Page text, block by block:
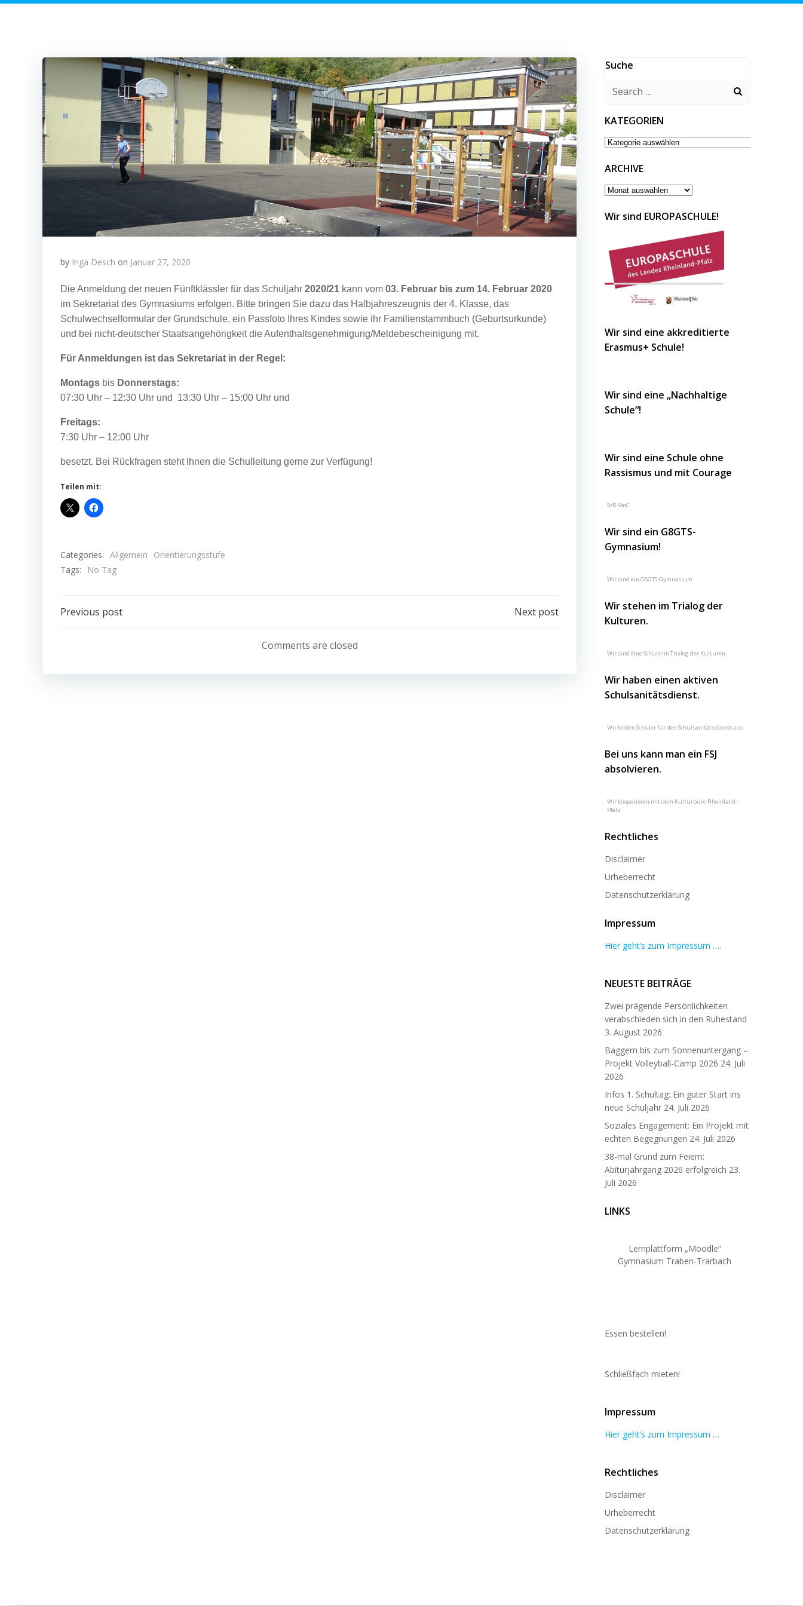
by Inga Desch on Januar 27, 2020
Die Anmeldung der neuen Fünftklässler für das Schuljahr 2020/21 kann vom 03. Februar bis zum 14. Februar 2020
im Sekretariat des Gymnasiums erfolgen. Bitte bringen Sie dazu das Halbjahreszeugnis der 4. Klasse, das
Schulwechselformular der Grundschule, ein Passfoto Ihres Kindes sowie ihr Familienstammbuch (Geburtsurkunde)
und bei nicht-deutscher Staatsangehörigkeit die Aufenthaltsgenehmigung/Meldebescheinigung mit.
Für Anmeldungen ist das Sekretariat in der Regel:
Montags bis Donnerstags:
07:30 Uhr – 12:30 Uhr und 13:30 Uhr – 15:00 Uhr und
Freitags:
7:30 Uhr – 12:00 Uhr
besetzt. Bei Rückfragen steht Ihnen die Schulleitung gerne zur Verfügung!
Teilen mit:
Categories: Allgemein
Orientierungsstufe
Tags:
No Tag
Post
Previous post
navigation
Next post
Comments are closed
Suche
Search
KATEGORIEN
KATEGORIEN
ARCHIVE
ARCHIVE
Wir sind EUROPASCHULE!
Wir sind eine akkreditierte
Erasmus+ Schule!
Wir sind eine „Nachhaltige
Schule“!
Wir sind eine Schule ohne
Rassismus und mit Courage
SoR-SmC
Wir sind ein G8GTS-
Gymnasium!
Wir sind ein G8GTS-Gymnasium
Wir stehen im Trialog der
Kulturen.
Wir sind eine Schule im Trialog der Kulturen
Wir haben einen aktiven
Schulsanitätsdienst.
Wir bilden Schüler für den Schulsanitätsdienst aus.
Bei uns kann man ein FSJ
absolvieren.
Wir kooperieren mit dem Kulturbüro Rheinland-
Pfalz
Rechtliches
Disclaimer
Urheberrecht
Datenschutzerklärung
Impressum
Hier geht’s zum Impressum ….
NEUESTE BEITRÄGE
Zwei prägende Persönlichkeiten
verabschieden sich in den Ruhestand
3. August 2026
Baggern bis zum Sonnenuntergang –
Projekt Volleyball-Camp 2026 24. Juli
2026
Infos 1. Schultag: Ein guter Start ins
neue Schuljahr 24. Juli 2026
Soziales Engagement: Ein Projekt mit
echten Begegnungen 24. Juli 2026
38-mal Grund zum Feiern:
Abiturjahrgang 2026 erfolgreich 23.
Juli 2026
LINKS
Lernplattform „Moodle“
Gymnasium Traben-Trarbach
Essen bestellen!
Schließfach mieten!
Impressum
Hier geht’s zum Impressum …
Rechtliches
Disclaimer
Urheberrecht
Datenschutzerklärung